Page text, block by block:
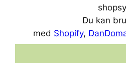
Du kan
med Shopify,